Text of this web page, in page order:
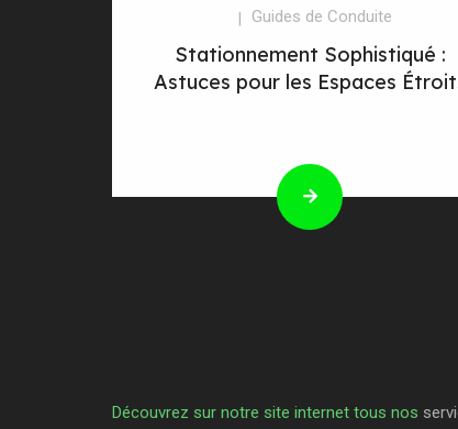
Guides de Conduite
Stationnement Sophistiqué :
Astuces pour les Espaces
Découvrez sur notre site internet tous nos